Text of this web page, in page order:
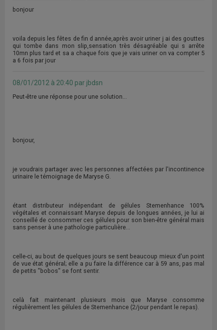
bonjour
voila depuis les fêtes de fin d année,après avoir uriner j ai des gouttes
qui tombe dans mon slip,sensation très désagréable qui s arrête
10mn plus tard et sa a chaque fois que je vais uriner on va compter 5
a 6 fois par jour
08/01/2012 à 20:40 par jbdsn
Peut-être une réponse pour une solution...
bonjour,
je voudrais partager avec les personnes affectées par l'incontinence
urinaire le témoignage de Maryse G.
étant distributeur indépendant de gélules Stemenhance 100%
végétales et connaissant Maryse depuis de longues années, je lui ai
conseillé de consommer ces gélules pour son bien-être général mais
sans penser à une pathologie particulière...
celle-ci, au bout de quelques jours se sent beaucoup mieux d'un point
de vue état général; elle a pu faire la différence car à 59 ans, pas mal
de petits "bobos" se font sentir.
celà fait maintenant plusieurs mois que Maryse consomme
régulièrement les gélules de Stemenhance (2/jour pendant le repas).